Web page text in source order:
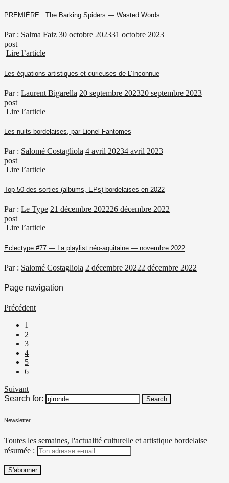
PREMIÈRE : The Barking Spiders — Wasted Words
Par : Salma Faiz 30 octobre 202331 octobre 2023
post
Lire l’article
Les équations artistiques et curieuses de L’Inconnue
Par : Laurent Bigarella 20 septembre 202320 septembre 2023
post
Lire l’article
Les nuits bordelaises, par Lionel Fantomes
Par : Salomé Costagliola 4 avril 20234 avril 2023
post
Lire l’article
Top 50 des sorties (albums, EPs) bordelaises en 2022
Par : Le Type 21 décembre 202226 décembre 2022
post
Lire l’article
Eclectype #77 — La playlist néo-aquitaine — novembre 2022
Par : Salomé Costagliola 2 décembre 20222 décembre 2022
Page navigation
Précédent
1
2
3
4
5
6
Suivant
Search for:
Search
Newsletter
Toutes les semaines, l'actualité culturelle et artistique bordelaise
résumée :